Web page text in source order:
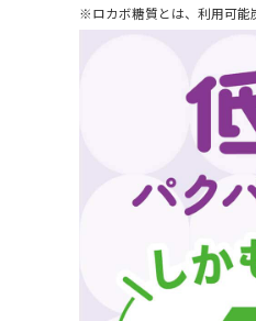
※ロカボ糖質とは、利用可能